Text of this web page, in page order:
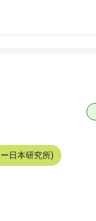
日本研究所)